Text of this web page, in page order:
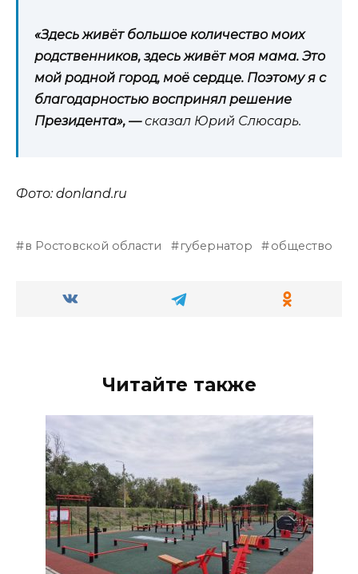
«Здесь живёт большое количество моих
родственников, здесь живёт моя мама. Это
мой родной город, моё сердце. Поэтому я с
благодарностью воспринял решение
Президента», —сказал Юрий Слюсарь.
Фото: donland.ru
в Ростовской области губернатор общество
Читайте также